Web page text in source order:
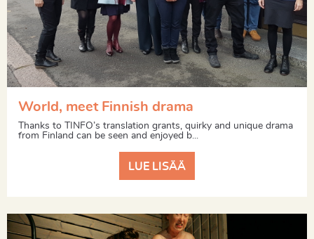
World, meet Finnish drama
Thanks to TINFO’s translation grants, quirky and unique drama
from Finland can be seen and enjoyed b...
LUE LISÄÄ